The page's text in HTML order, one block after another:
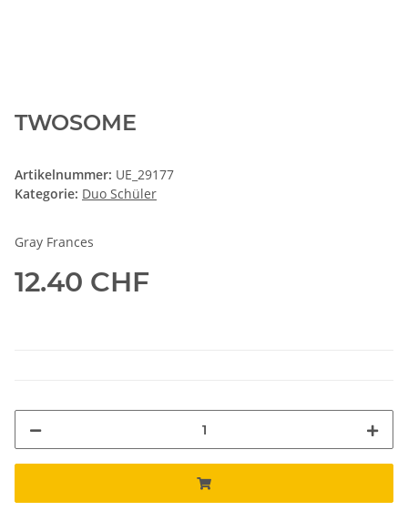
TWOSOME
Artikelnummer: UE_29177
Kategorie: Duo Schüler
Gray Frances
12.40 CHF